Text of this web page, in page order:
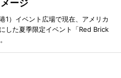
メージ
1）イベント広場で現在、アメリカ
した夏季限定イベント「Red Brick